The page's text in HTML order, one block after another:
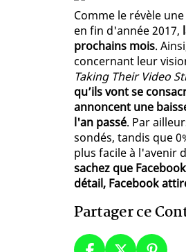
Comme le révèle
en fin d'année 2017,
prochains mois.
concernant leur
Taking Their Video
qu’ils vont se
annoncent une
l'an passé. Par
sondés, tandis que
plus facile à l'avenir
sachez que
détail, Facebook
Partager ce